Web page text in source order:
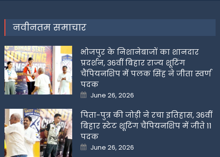
नवीनतम समाचार
भोजपुर के निशानेबाजों का शानदार
प्रदर्शन, 36वीं बिहार राज्य शूटिंग
चैंपियनशिप में पलक सिंह ने जीता स्वर्ण
पदक
Posted
on
June 26, 2026
पिता-पुत्र की जोड़ी ने रचा इतिहास, 36वीं
बिहार स्टेट शूटिंग चैंपियनशिप में जीते 11
पदक
Posted
on
June 26, 2026